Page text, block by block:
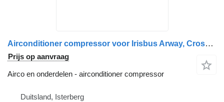
Airconditioner compressor voor Irisbus Arway, Crossway, Magelys, Urbanway
Prijs op aanvraag
Airco en onderdelen - airconditioner compressor
Duitsland, Isterberg